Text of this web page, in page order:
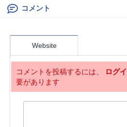
第52話
第50話
3ヶ月前
第48話
3ヶ月前
第
3ヶ
第46話
コメント
Website
コメントを投稿するには、 ログ
要があります